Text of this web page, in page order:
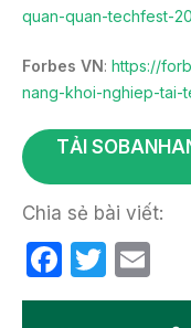
quan-quan-techfest-
Forbes VN: https://
nang-khoi-nghiep-tai-
TẢI
Chia sẻ bài viết:
F
a
T
w m